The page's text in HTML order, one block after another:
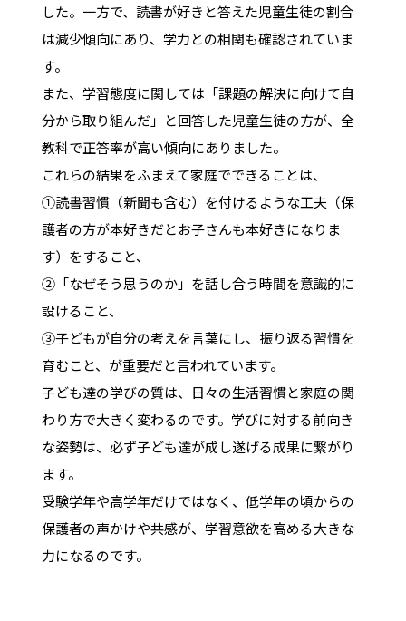
した。一方で、読書が好きと答えた児童生徒の割合
は減少傾向にあり、学力との相関も確認されていま
す。
また、学習態度に関しては「課題の解決に向けて自
分から取り組んだ」と回答した児童生徒の方が、全
教科で正答率が高い傾向にありました。
これらの結果をふまえて家庭でできることは、
①読書習慣（新聞も含む）を付けるような工夫（保
護者の方が本好きだとお子さんも本好きになりま
す）をすること、
②「なぜそう思うのか」を話し合う時間を意識的に
設けること、
③子どもが自分の考えを言葉にし、振り返る習慣を
育むこと、が重要だと言われています。
子ども達の学びの質は、日々の生活習慣と家庭の関
わり方で大きく変わるのです。学びに対する前向き
な姿勢は、必ず子ども達が成し遂げる成果に繋がり
ます。
受験学年や高学年だけではなく、低学年の頃からの
保護者の声かけや共感が、学習意欲を高める大きな
力になるのです。